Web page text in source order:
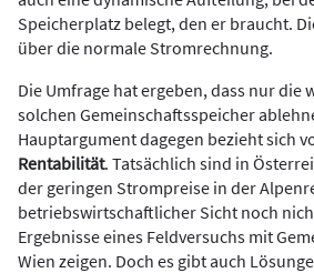
Speicherplatz belegt, den er braucht.
über die normale Stromrechnung.
Die Umfrage hat ergeben, dass nur die
solchen Gemeinschaftsspeicher
Hauptargument dagegen bezieht sich
Rentabilität. Tatsächlich sind in
der geringen Strompreise in der
betriebswirtschaftlicher Sicht noch
Ergebnisse eines Feldversuchs mit
Wien zeigen. Doch es gibt auch